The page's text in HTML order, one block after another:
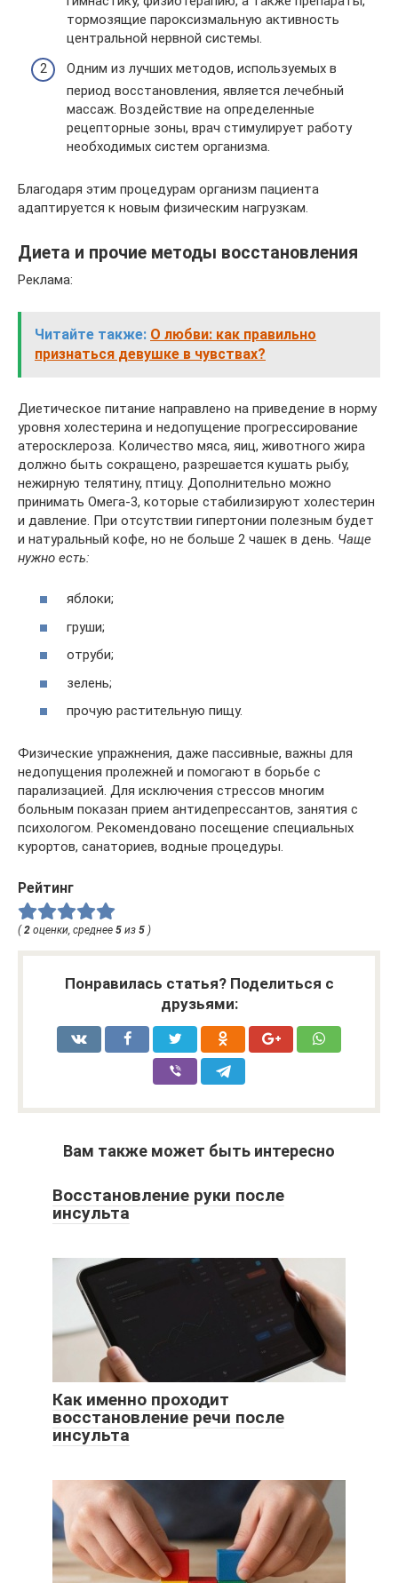
тормозящие пароксизмальную активность
центральной нервной системы.
Одним из лучших методов, используемых в
период восстановления, является лечебный
массаж. Воздействие на определенные
рецепторные зоны, врач стимулирует работу
необходимых систем организма.
Благодаря этим процедурам организм пациента
адаптируется к новым физическим нагрузкам.
Диета и прочие методы восстановления
Реклама:
Читайте также: О любви: как правильно
признаться девушке в чувствах?
Диетическое питание направлено на приведение в норму
уровня холестерина и недопущение прогрессирование
атеросклероза. Количество мяса, яиц, животного жира
должно быть сокращено, разрешается кушать рыбу,
нежирную телятину, птицу. Дополнительно можно
принимать Омега-3, которые стабилизируют холестерин
и давление. При отсутствии гипертонии полезным будет
и натуральный кофе, но не больше 2 чашек в день. Чаще
нужно есть:
яблоки;
груши;
отруби;
зелень;
прочую растительную пищу.
Физические упражнения, даже пассивные, важны для
недопущения пролежней и помогают в борьбе с
парализацией. Для исключения стрессов многим
больным показан прием антидепрессантов, занятия с
психологом. Рекомендовано посещение специальных
курортов, санаториев, водные процедуры.
Рейтинг
(2 оценки, среднее 5 из 5 )
Понравилась статья? Поделиться с
друзьями:
Вам также может быть интересно
Восстановление руки после
инсульта
Как именно проходит
восстановление речи после
инсульта